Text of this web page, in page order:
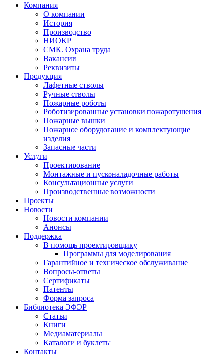
Компания
О компании
История
Производство
НИОКР
СМК. Охрана труда
Вакансии
Реквизиты
Продукция
Лафетные стволы
Ручные стволы
Пожарные роботы
Роботизированные установки пожаротушения
Пожарные вышки
Пожарное оборудование и комплектующие
изделия
Запасные части
Услуги
Проектирование
Монтажные и пусконаладочные работы
Консультационные услуги
Производственные возможности
Проекты
Новости
Новости компании
Анонсы
Поддержка
В помощь проектировщику
Программы для моделирования
Гарантийное и техническое обслуживание
Вопросы-ответы
Сертификаты
Патенты
Форма запроса
Библиотека ЭФЭР
Статьи
Книги
Медиаматериалы
Каталоги и буклеты
Контакты